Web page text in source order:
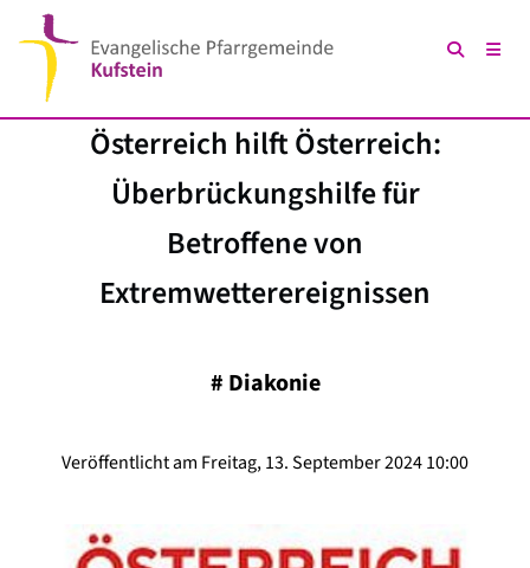
Österreich hilft Österreich:
Überbrückungshilfe für
Betroffene von
Extremwetterereignissen
# Diakonie
Veröffentlicht am Freitag, 13. September 2024 10:00